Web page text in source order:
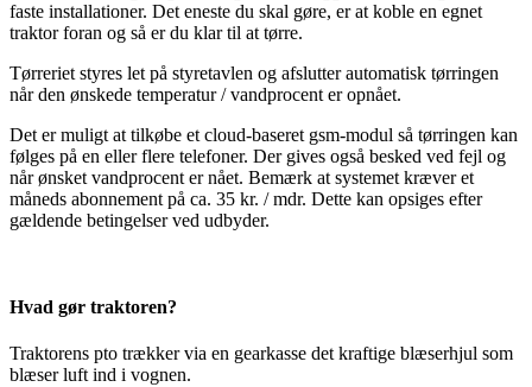
faste installationer. Det eneste du skal gøre, er at koble en egnet
traktor foran og så er du klar til at tørre.
Tørreriet styres let på styretavlen og afslutter automatisk tørringen
når den ønskede temperatur / vandprocent er opnået.
Det er muligt at tilkøbe et cloud-baseret gsm-modul så tørringen kan
følges på en eller flere telefoner. Der gives også besked ved fejl og
når ønsket vandprocent er nået. Bemærk at systemet kræver et
måneds abonnement på ca. 35 kr. / mdr. Dette kan opsiges efter
gældende betingelser ved udbyder.
Hvad gør traktoren?
Traktorens pto trækker via en gearkasse det kraftige blæserhjul som
blæser luft ind i vognen.